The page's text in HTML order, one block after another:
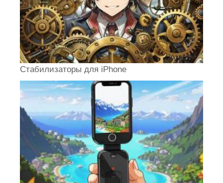
Стабилизаторы для iPhone